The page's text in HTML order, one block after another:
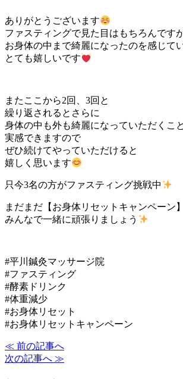
ありがとうございます
ファスティングで見た目はもちろんです
お身体の中まで綺麗になったのを感じて
とても嬉しいです
またここから2回、3回と
繰り返されるとさらに
身体の中も外も綺麗になっていただくこ
実感できますので
ぜひ続けてやっていただけると
嬉しく思います
只今3名の方がファスティング挑戦中
まだまだ【お身体リセットキャンペーン
みんなで一緒に頑張りましょう
#平川鍼灸マッサージ院
#ファスティング
#酵素ドリンク
#体重減少
#お身体リセット
#お身体リセットキャンペーン
≪ 前の記事へ
次の記事へ ≫